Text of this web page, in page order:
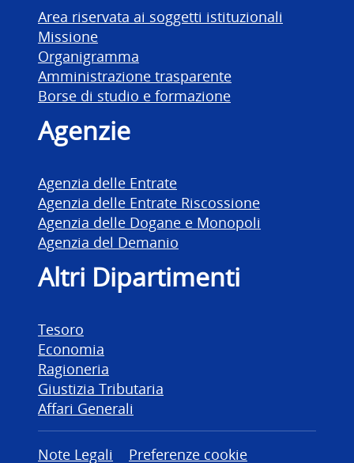
Area riservata ai soggetti istituzionali
Missione
Organigramma
Amministrazione trasparente
Borse di studio e formazione
Agenzie
Agenzia delle Entrate
Agenzia delle Entrate Riscossione
Agenzia delle Dogane e Monopoli
Agenzia del Demanio
Altri Dipartimenti
Tesoro
Economia
Ragioneria
Giustizia Tributaria
Affari Generali
Note Legali Preferenze cookie